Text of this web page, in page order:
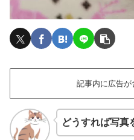
記事内に広告が
どうすれば写真